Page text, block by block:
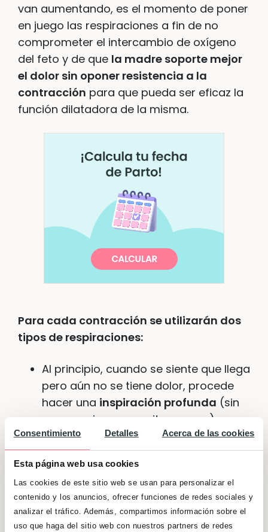
Consentimiento Detalles Acerca de las cookies
Esta página web usa cookies
Las cookies de este sitio web se usan para personalizar el
contenido y los anuncios, ofrecer funciones de redes sociales y
analizar el tráfico. Además, compartimos información sobre el
uso que haga del sitio web con nuestros partners de redes
van aumentando, es el momento de poner
en juego las respiraciones a fin de no
comprometer el intercambio de oxígeno
del feto y de que la madre soporte mejor
el dolor sin oponer resistencia a la
contracción para que pueda ser eficaz la
función dilatadora de la misma.
Para cada contracción se utilizarán dos
tipos de respiraciones:
Al principio, cuando se siente que llega
pero aún no se tiene dolor, procede
hacer una inspiración profunda (sin
ser excesiva para evitar mareo)
espiración lenta.
A partir de este momento, en que el
dolor se percibe gradualmente, hay
que realizarrespiraciones rápidaso
bien por la nariz (respiraciones cortas